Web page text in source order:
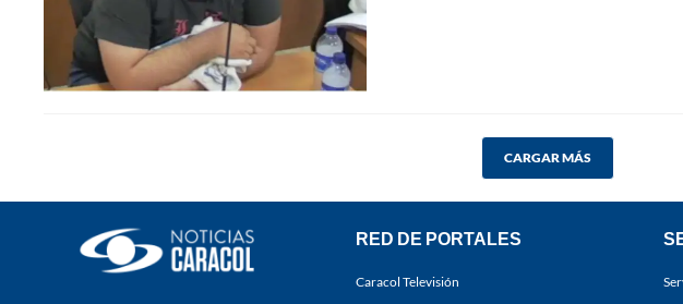
CARGAR MÁS
RED DE PORTALES
Caracol Televisión